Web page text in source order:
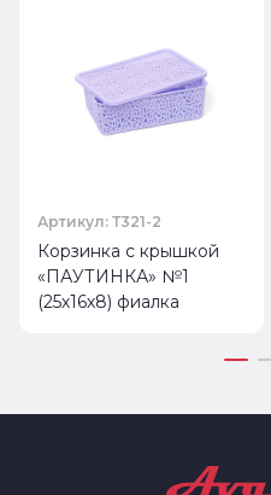
Артикул: Т321-2
Корзинка с крышкой
«ПАУТИНКА» №1
(25х16х8) фиалка